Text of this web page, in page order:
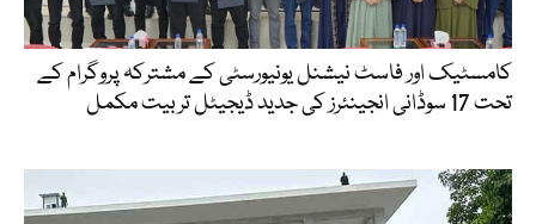
کامسٹیک اور فاسٹ نیشنل یونیورسٹی کے مشترکہ پروگرام کے
تحت 17 سوڈانی انجینئرز کی جدید ڈیجیٹل تربیت مکمل